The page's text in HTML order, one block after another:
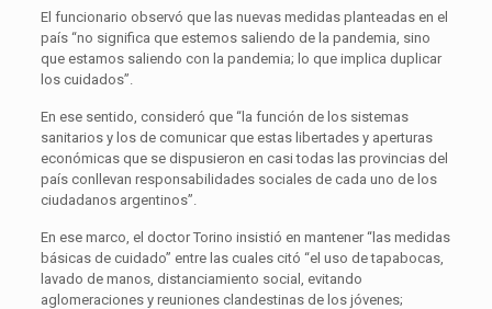
El funcionario observó que las nuevas medidas planteadas en el
país “no significa que estemos saliendo de la pandemia, sino
que estamos saliendo con la pandemia; lo que implica duplicar
los cuidados”.
En ese sentido, consideró que “la función de los sistemas
sanitarios y los de comunicar que estas libertades y aperturas
económicas que se dispusieron en casi todas las provincias del
país conllevan responsabilidades sociales de cada uno de los
ciudadanos argentinos”.
En ese marco, el doctor Torino insistió en mantener “las medidas
básicas de cuidado” entre las cuales citó “el uso de tapabocas,
lavado de manos, distanciamiento social, evitando
aglomeraciones y reuniones clandestinas de los jóvenes;